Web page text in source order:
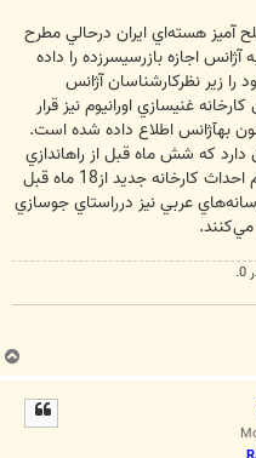
آميز هسته‌اي ايران درحالي مطرح
اجازه بازرسيسرزده را داده
زير نظركارشناسان آژانس
غنيسازي اورانيوم نيز قرار
كه شش ماه قبل از راهاندازي
كارخانه غني سازي اطلاع رساني كند و اعلام احداث كارخانه جديد از18 ماه قبل
عربي نيز درراستاي جوسازي